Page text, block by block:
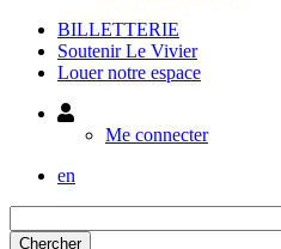
BILLETTERIE
Soutenir Le Vivier
Louer notre espace
Utilisateur
Me connecter
en